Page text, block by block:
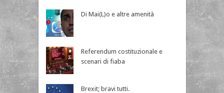
Di Mai(L)o e altre amenità
Referendum costituzionale e
scenari di fiaba
Brexit; bravi tutti.